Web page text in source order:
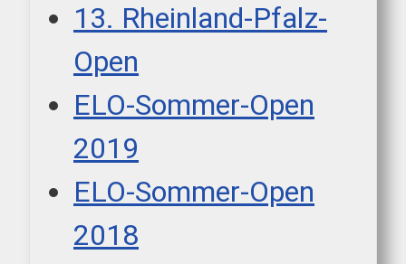
13. Rheinland-Pfalz-
Open
ELO-Sommer-Open
2019
ELO-Sommer-Open
2018